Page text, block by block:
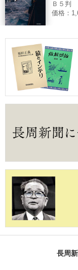
Ｂ５判
価格：
長周